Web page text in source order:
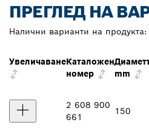
ПРЕГЛЕД НА
Налични варианти на продукта:
УвеличаванеКаталожен
номер
mm
2 608 900
661
150